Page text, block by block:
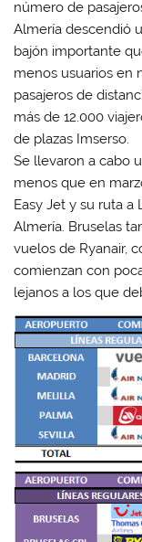
número de
Almería descendió
bajón importante
menos usuarios en
pasajeros de
más de 12.000
de plazas Imserso.
Se llevaron a cabo
menos que en
Easy Jet y su ruta
Almería. Bruselas
vuelos de Ryanair,
comienzan con
lejanos a los que